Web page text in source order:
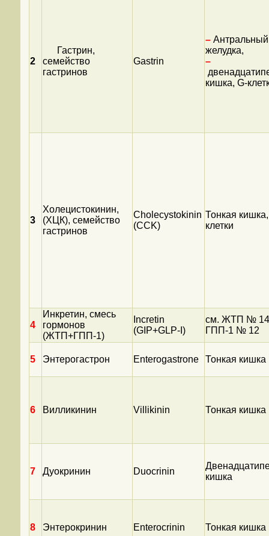
2
Гастрин,
семейство
гастринов
Gastrin
– Антральный
желудка,
–
кишка, G-
3
Холецистокинин,
(ХЦК), семейство
гастринов
Cholecystokinin
(CCK)
Тонкая
клетки
4
Инкретин, смесь
гормонов
(ЖТП+ГПП-1)
Incretin
(GIP+GLP-I)
см. ЖТП №
ГПП-1 № 12
5 Энтерогастрон Enterogastrone Тонкая кишка
6 Вилликинин Villikinin Тонкая кишка
7 Дуокринин Duocrinin
кишка
8 Энтерокринин Enterocrinin Тонкая кишка